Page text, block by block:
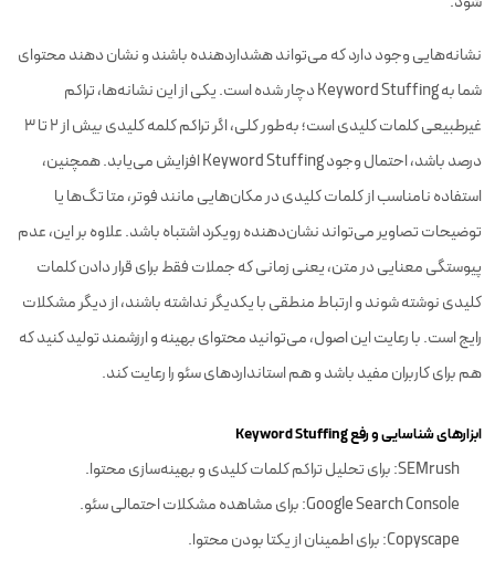
نشانه‌هایی وجود دارد که می‌تواند هشداردهنده باشند و نشان دهند محتوای
شما به Keyword Stuffing دچار شده است. یکی از این نشانه‌ها، تراکم
غیرطبیعی کلمات کلیدی است؛ به‌طور کلی، اگر تراکم کلمه کلیدی بیش از 2 تا 3
درصد باشد، احتمال وجود Keyword Stuffing افزایش می‌یابد. همچنین،
استفاده نامناسب از کلمات کلیدی در مکان‌هایی مانند فوتر، متا تگ‌ها یا
توضیحات تصاویر می‌تواند نشان‌دهنده رویکرد اشتباه باشد. علاوه بر این، عدم
پیوستگی معنایی در متن، یعنی زمانی که جملات فقط برای قرار دادن کلمات
کلیدی نوشته شوند و ارتباط منطقی با یکدیگر نداشته باشند، از دیگر مشکلات
رایج است. با رعایت این اصول، می‌توانید محتوای بهینه و ارزشمند تولید کنید که
هم برای کاربران مفید باشد و هم استانداردهای سئو را رعایت کند.
ابزارهای شناسایی و رفع Keyword Stuffing
SEMrush: برای تحلیل تراکم کلمات کلیدی و بهینه‌سازی محتوا.
Google Search Console: برای مشاهده مشکلات احتمالی سئو.
Copyscape: برای اطمینان از یکتا بودن محتوا.